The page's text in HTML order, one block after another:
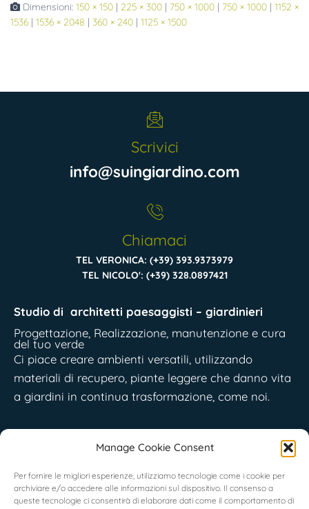
Manage Cookie Consent
Per fornire le migliori esperienze, utilizziamo tecnologie come i cookie per
archiviare e/o accedere alle informazioni sul dispositivo. Il consenso a
queste tecnologie ci consentirà di elaborare dati come il comportamento di
Dimensioni: 150 × 150 225 × 300 750 × 1000 750 × 1000
1152 ×
1536
1536 × 2048 360 × 240 1125 × 1500
Scrivici
info@suingiardino.com
Chiamaci
TEL VERONICA: (+39) 393.9373979
TEL NICOLO': (+39) 328.0897421
Studio di architetti paesaggisti – giardinieri
Progettazione, Realizzazione, manutenzione e cura
del tuo verde
Ci piace creare ambienti versatili, utilizzando
materiali di recupero, piante leggere che danno vita
a giardini in continua trasformazione, come noi.
Piemonte: Località Indritti Fisca, 1, 10070 San Carlo
Liguria :Via IX Luglio 1, Soldano (IM) – Italia
©Suingiardinos.s. p.iva 11663800016